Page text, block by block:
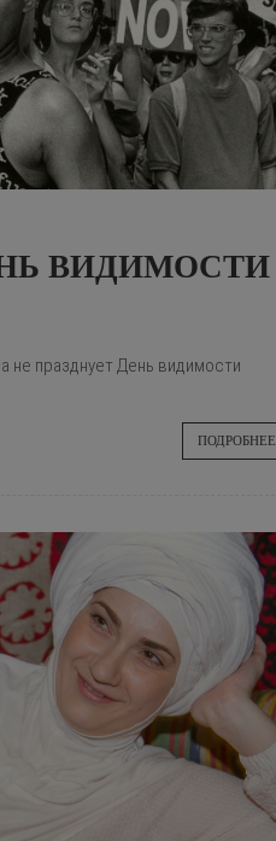
ВИДИМОСТИ
не празднует День видимости
ПОДРОБНЕЕ